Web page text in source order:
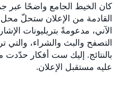
كان الخيط الجامع واضحًا عبر
القادمة من الإعلان ستحلّ محل
الآني، مدعومةً بتريليونات
التصفح والبث والشراء، والتي
بالنتائج. إليك ست أفكار حدّدت
عليه مستقبل الإعلان.